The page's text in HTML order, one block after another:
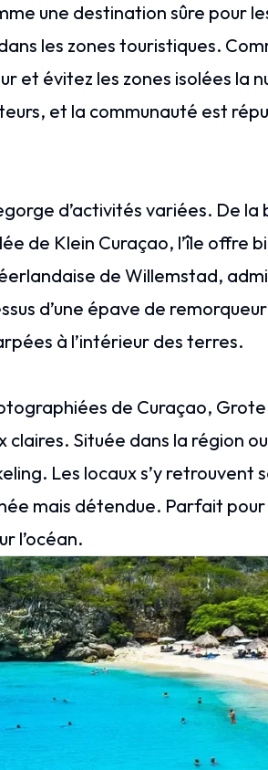
une destination sûre pour
les zones touristiques.
et évitez les zones isolées la
et la communauté est
d’activités variées. De
de Klein Curaçao, l’île offre
de Willemstad,
d’une épave de
à l’intérieur des terres.
de Curaçao,
claires. Située dans la région
Les locaux s’y retrouvent
mais détendue. Parfait pour
l’océan.